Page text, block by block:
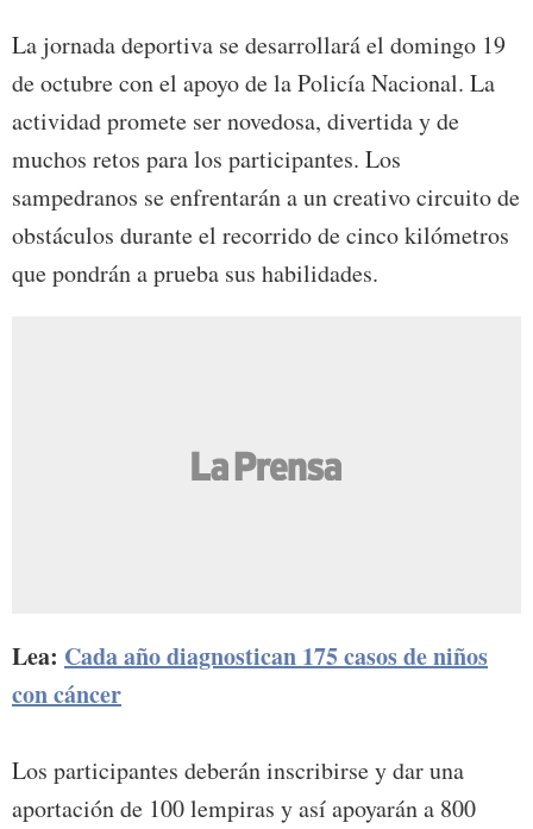
La jornada deportiva se desarrollará el domingo 19
de octubre con el apoyo de la Policía Nacional. La
actividad promete ser novedosa, divertida y de
muchos retos para los participantes. Los
sampedranos se enfrentarán a un creativo circuito de
obstáculos durante el recorrido de cinco kilómetros
que pondrán a prueba sus habilidades.
Lea: Cada año diagnostican 175 casos de niños
con cáncer
Los participantes deberán inscribirse y dar una
aportación de 100 lempiras y así apoyarán a 800